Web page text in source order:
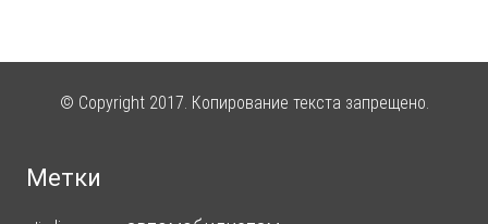
© Copyright 2017. Копирование текста запрещено.
Метки